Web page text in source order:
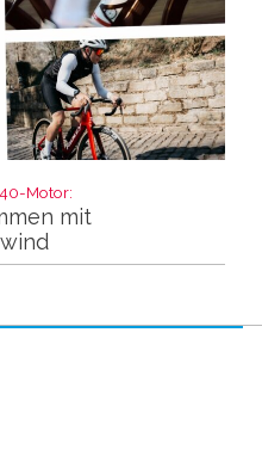
Motor:
mit